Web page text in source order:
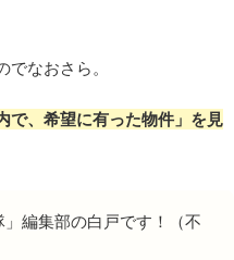
なおさら。
で、希望に有った物件」を見
編集部の白戸です！（不